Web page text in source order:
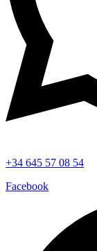
+34 645 57 08 54
Facebook